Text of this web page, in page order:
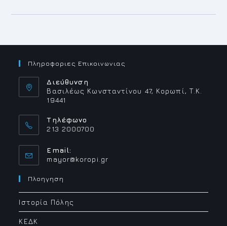
ΜΕ
ΟΡΙΣΜΈΝΟΥ
ΣΕ
ΥΠΗΡΕΣΊΕΣ
ΜΟΝΆΔΩΝ
Πληροφοριες Επικοινωνιας
Διεύθυνση
Βασιλέως Κωνσταντίνου 47, Κορωπί, Τ.Κ.
19441
Τηλέφωνο
213 2000700
Email:
mayor@koropi.grOpens
Πλοηγηση
Ιστορία Πόλης
ΚΕΔΚ